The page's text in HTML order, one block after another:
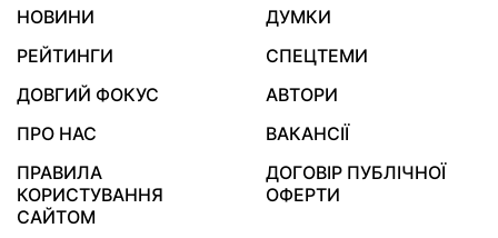
НОВИНИ
ДУМКИ
РЕЙТИНГИ
СПЕЦТЕМИ
ДОВГИЙ ФОКУС
АВТОРИ
ПРО НАС
ВАКАНСІЇ
ПРАВИЛА
КОРИСТУВАННЯ
САЙТОМ
ДОГОВІР ПУБЛІЧНОЇ
ОФЕРТИ